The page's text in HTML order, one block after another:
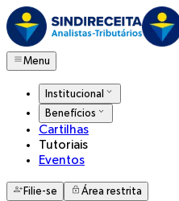
Menu
Institucional
Benefícios
Cartilhas
Tutoriais
Eventos
Filie-se Área restrita